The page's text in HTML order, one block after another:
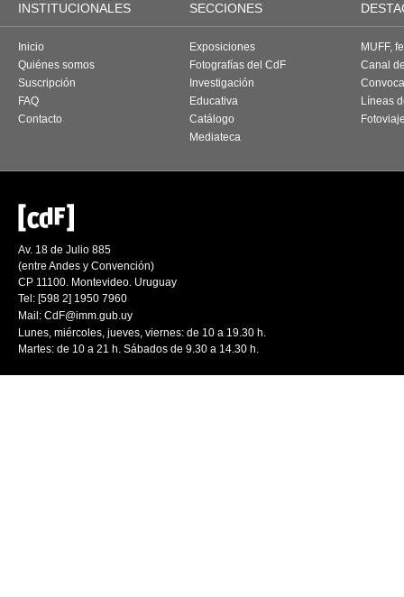
INSTITUCIONALES SECCIONES
Inicio
Quiénes somos
Suscripción
FAQ
Contacto
Exposiciones
Fotografías del CdF
Investigación
Educativa
Catálogo
Mediateca
MUFF,
Canal
Líneas
Av. 18 de Julio 885
(entre Andes y Convención)
CP 11100. Montevideo. Uruguay
Tel: [598 2] 1950 7960
Mail: CdF@imm.gub.uy
Lunes, miércoles, jueves, viernes: de 10 a 19.30 h.
Martes: de 10 a 21 h. Sábados de 9.30 a 14.30 h.